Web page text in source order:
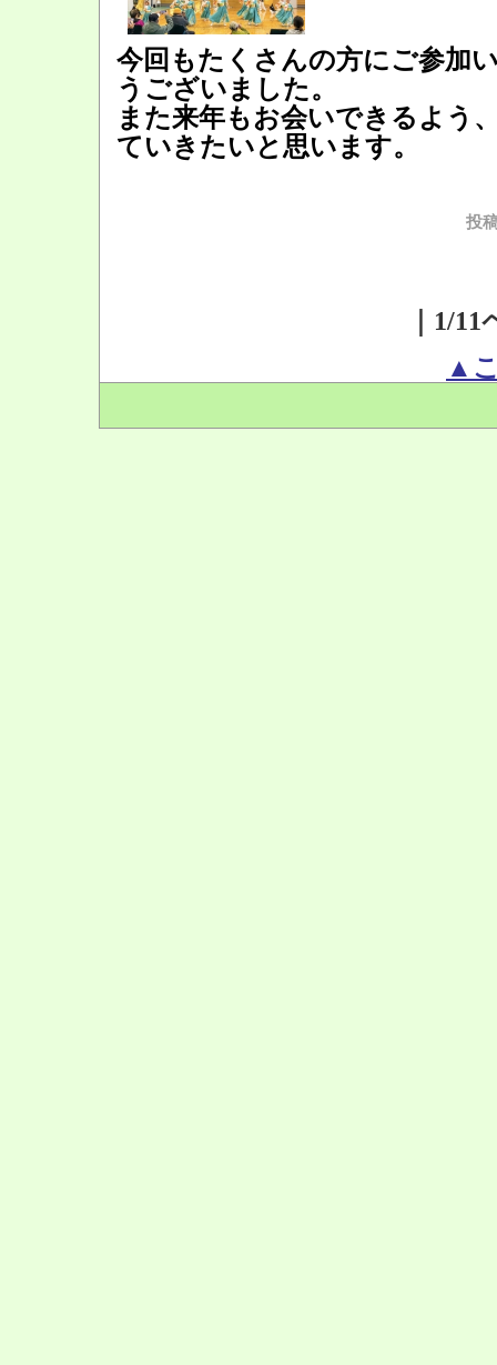
今回もたくさんの方にご参加
うございました。
また来年もお会いできるよう
ていきたいと思います。
投
｜1/
▲